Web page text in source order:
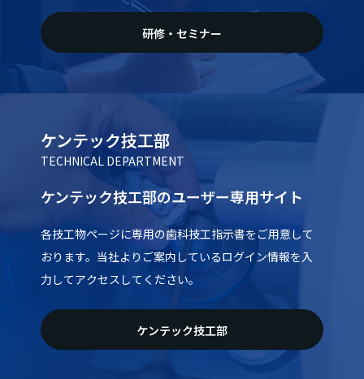
研修・セミナー
ケンテック技工部
TECHNICAL DEPARTMENT
ケンテック技工部のユーザー専用サイト
各技工物ページに専用の歯科技工指示書をご用意して
おります。当社よりご案内しているログイン情報を入
力してアクセスしてください。
ケンテック技工部